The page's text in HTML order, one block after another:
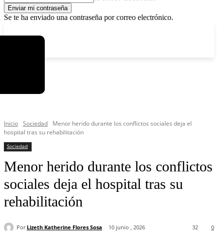
Se te ha enviado una contraseña por correo electrónico.
Inicio Sociedad
Menor herido durante los conflictos sociales deja el
hospital tras su rehabilitación
Sociedad
Menor herido durante los conflictos
sociales deja el hospital tras su
rehabilitación
Por Lizeth Katherine Flores Sosa 10 junio , 2026 0
32